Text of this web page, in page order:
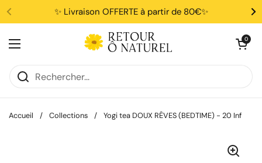
Passer au contenu✨ Livraison OFFERTE à partir de 80€✨
Ouvrir le menu
Ouvrir le
0
Accueil / Collections / Yogi tea DOUX RÊVES (BEDTIME) - 20 Inf